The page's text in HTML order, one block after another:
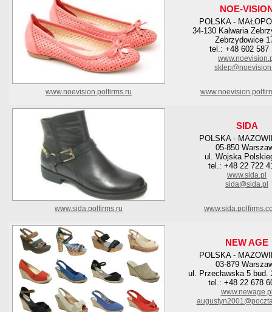
NOE-
POLSKA -
34-130 Kalwaria
Zebrzydowice
tel.: +48 602 587
www.noevision.polfirms.ru
SIDA
POLSKA -
05-850
ul. Wojska
tel.: +48 22 722
www.sida.pl
sida@sida.pl
www.sida.polfirms.ru
NEW AGE
POLSKA -
03-879
ul. Przecławska 5 bud.
tel.: +48 22 678